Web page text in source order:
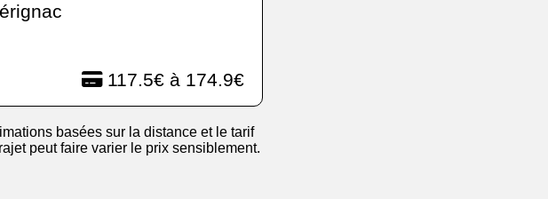
117.5€ à 174.9€
basées sur la distance et le tarif
peut faire varier le prix sensiblement.